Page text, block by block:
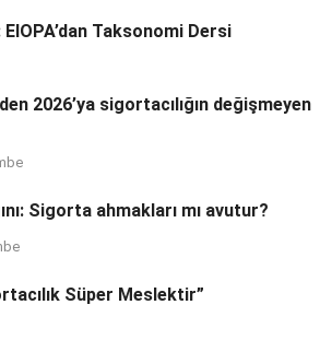
Taksonomi Dersi
2026’ya sigortacılığın değişmeyen
Sigorta ahmakları mı avutur?
Süper Meslektir”